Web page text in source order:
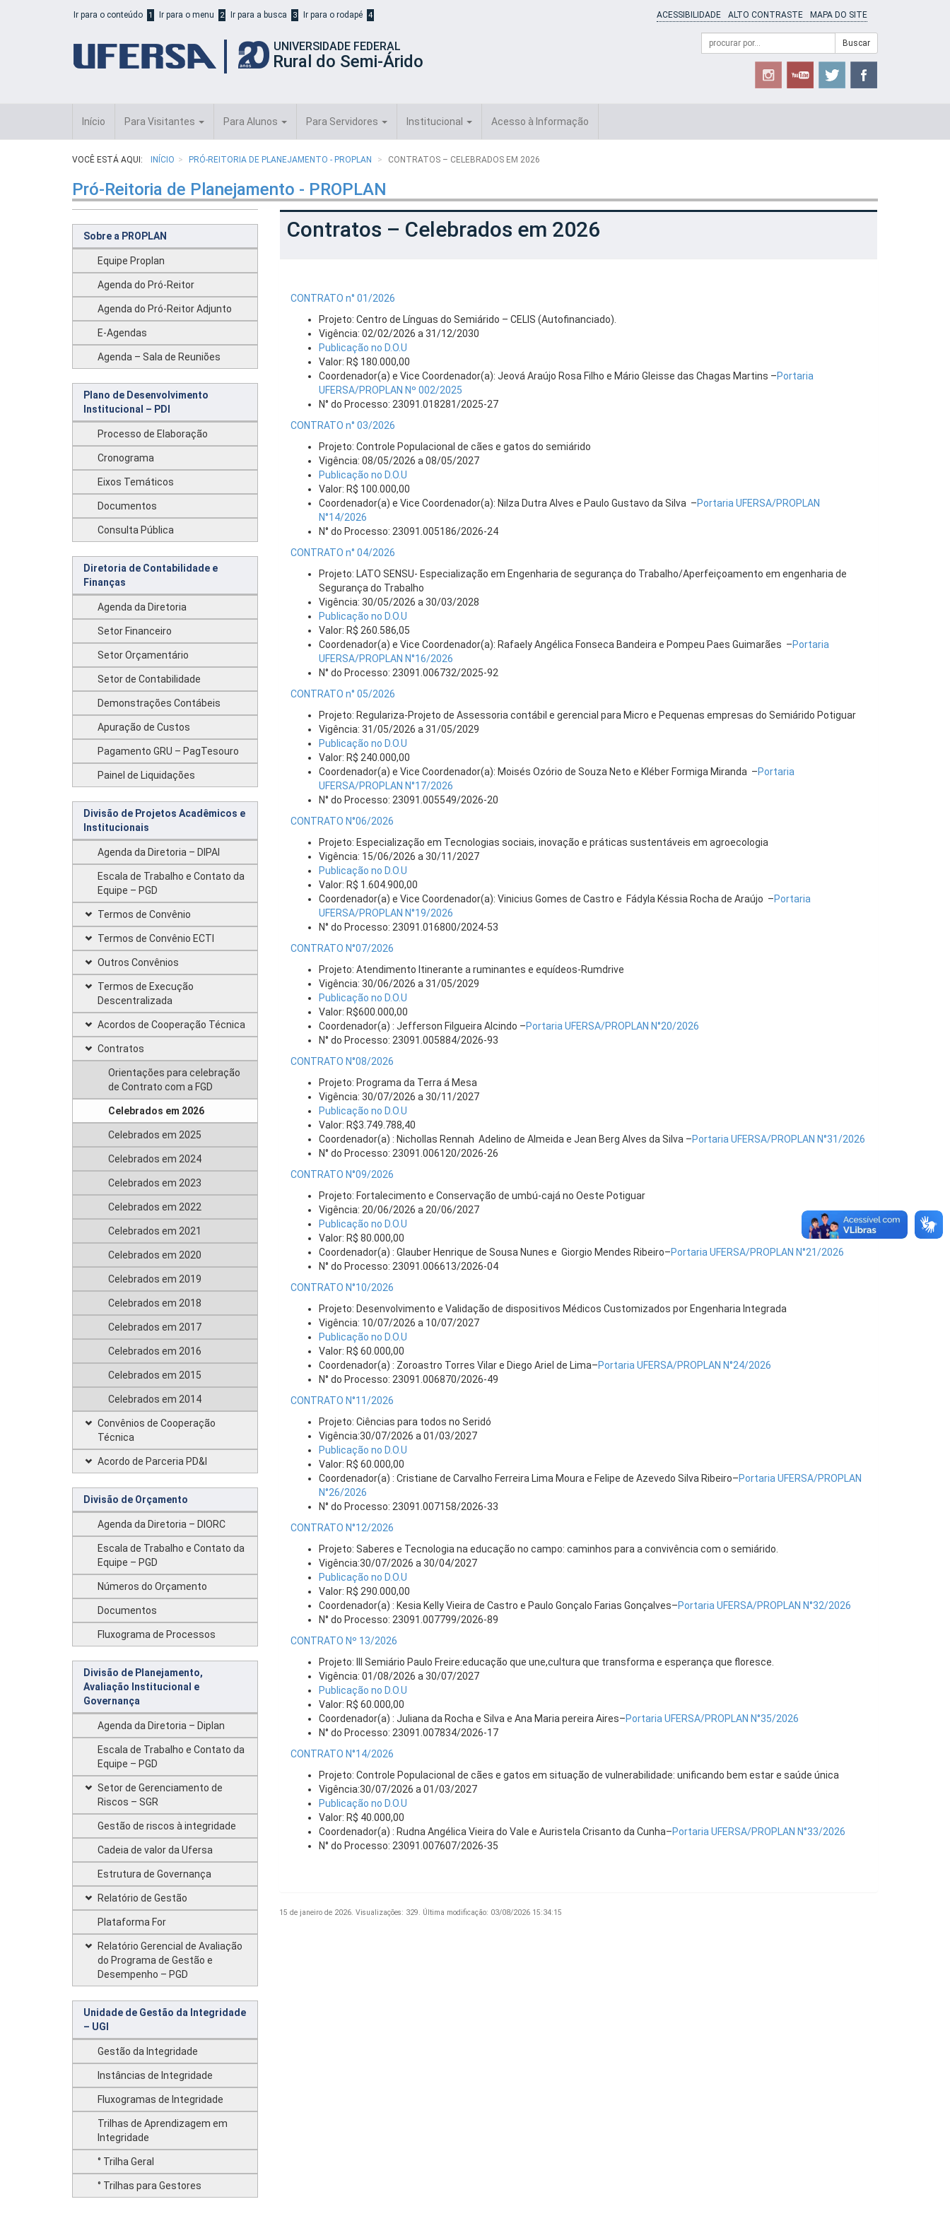
Ir para o conteúdo 1 Ir para o menu 2 Ir para a busca 3 Ir para o rodapé 4 ACESSIBILIDADE ALTO CONTRASTE MAPA DO SITE
UNIVERSIDADE FEDERAL
Rural do Semi-Árido
Formulário
Campo
de
Buscar
Início Para Visitantes Para Alunos Para Servidores Institucional Acesso à Informação
VOCÊ ESTÁ AQUI: INÍCIO PRÓ-REITORIA DE PLANEJAMENTO - PROPLAN CONTRATOS – CELEBRADOS EM 2026
Pró-Reitoria de Planejamento - PROPLAN
Sobre a PROPLAN
Equipe Proplan
Agenda do Pró-Reitor
Agenda do Pró-Reitor Adjunto
E-Agendas
Agenda – Sala de Reuniões
Plano de Desenvolvimento
Institucional – PDI
Processo de Elaboração
Cronograma
Eixos Temáticos
Documentos
Consulta Pública
Diretoria de Contabilidade e
Finanças
Agenda da Diretoria
Setor Financeiro
Setor Orçamentário
Setor de Contabilidade
Demonstrações Contábeis
Apuração de Custos
Pagamento GRU – PagTesouro
Painel de Liquidações
Divisão de Projetos Acadêmicos e
Institucionais
Agenda da Diretoria – DIPAI
Escala de Trabalho e Contato da
Equipe – PGD
Termos de Convênio
Termos de Convênio ECTI
Outros Convênios
Termos de Execução
Descentralizada
Acordos de Cooperação Técnica
Contratos
Orientações para celebração
de Contrato com a FGD
Celebrados em 2026
Celebrados em 2025
Celebrados em 2024
Celebrados em 2023
Celebrados em 2022
Celebrados em 2021
Celebrados em 2020
Celebrados em 2019
Celebrados em 2018
Celebrados em 2017
Celebrados em 2016
Celebrados em 2015
Celebrados em 2014
Convênios de Cooperação
Técnica
Acordo de Parceria PD&I
Divisão de Orçamento
Agenda da Diretoria – DIORC
Escala de Trabalho e Contato da
Equipe – PGD
Números do Orçamento
Documentos
Fluxograma de Processos
Divisão de Planejamento,
Avaliação Institucional e
Governança
Agenda da Diretoria – Diplan
Escala de Trabalho e Contato da
Equipe – PGD
Setor de Gerenciamento de
Riscos – SGR
Gestão de riscos à integridade
Cadeia de valor da Ufersa
Estrutura de Governança
Relatório de Gestão
Plataforma For
Relatório Gerencial de Avaliação
do Programa de Gestão e
Desempenho – PGD
Unidade de Gestão da Integridade
– UGI
Gestão da Integridade
Instâncias de Integridade
Fluxogramas de Integridade
Trilhas de Aprendizagem em
Integridade
° Trilha Geral
° Trilhas para Gestores
Contratos – Celebrados em 2026
CONTRATO n° 01/2026
Projeto: Centro de Línguas do Semiárido – CELIS (Autofinanciado).
Vigência: 02/02/2026 a 31/12/2030
Publicação no D.O.U
Valor: R$ 180.000,00
Coordenador(a) e Vice Coordenador(a): Jeová Araújo Rosa Filho e Mário Gleisse das Chagas Martins –Portaria
UFERSA/PROPLAN Nº 002/2025
N° do Processo: 23091.018281/2025-27
CONTRATO n° 03/2026
Projeto: Controle Populacional de cães e gatos do semiárido
Vigência: 08/05/2026 a 08/05/2027
Publicação no D.O.U
Valor: R$ 100.000,00
Coordenador(a) e Vice Coordenador(a): Nilza Dutra Alves e Paulo Gustavo da Silva –Portaria UFERSA/PROPLAN
N°14/2026
N° do Processo: 23091.005186/2026-24
CONTRATO n° 04/2026
Projeto: LATO SENSU- Especialização em Engenharia de segurança do Trabalho/Aperfeiçoamento em engenharia de
Segurança do Trabalho
Vigência: 30/05/2026 a 30/03/2028
Publicação no D.O.U
Valor: R$ 260.586,05
Coordenador(a) e Vice Coordenador(a): Rafaely Angélica Fonseca Bandeira e Pompeu Paes Guimarães –Portaria
UFERSA/PROPLAN N°16/2026
N° do Processo: 23091.006732/2025-92
CONTRATO n° 05/2026
Projeto: Regulariza-Projeto de Assessoria contábil e gerencial para Micro e Pequenas empresas do Semiárido Potiguar
Vigência: 31/05/2026 a 31/05/2029
Publicação no D.O.U
Valor: R$ 240.000,00
Coordenador(a) e Vice Coordenador(a): Moisés Ozório de Souza Neto e Kléber Formiga Miranda –Portaria
UFERSA/PROPLAN N°17/2026
N° do Processo: 23091.005549/2026-20
CONTRATO N°06/2026
Projeto: Especialização em Tecnologias sociais, inovação e práticas sustentáveis em agroecologia
Vigência: 15/06/2026 a 30/11/2027
Publicação no D.O.U
Valor: R$ 1.604.900,00
Coordenador(a) e Vice Coordenador(a): Vinicius Gomes de Castro e Fádyla Késsia Rocha de Araújo –Portaria
UFERSA/PROPLAN N°19/2026
N° do Processo: 23091.016800/2024-53
CONTRATO N°07/2026
Projeto: Atendimento Itinerante a ruminantes e equídeos-Rumdrive
Vigência: 30/06/2026 a 31/05/2029
Publicação no D.O.U
Valor: R$600.000,00
Coordenador(a) : Jefferson Filgueira Alcindo –Portaria UFERSA/PROPLAN N°20/2026
N° do Processo: 23091.005884/2026-93
CONTRATO N°08/2026
Projeto: Programa da Terra á Mesa
Vigência: 30/07/2026 a 30/11/2027
Publicação no D.O.U
Valor: R$3.749.788,40
Coordenador(a) : Nichollas Rennah Adelino de Almeida e Jean Berg Alves da Silva –Portaria UFERSA/PROPLAN N°31/2026
N° do Processo: 23091.006120/2026-26
CONTRATO N°09/2026
Projeto: Fortalecimento e Conservação de umbú-cajá no Oeste Potiguar
Vigência: 20/06/2026 a 20/06/2027
Publicação no D.O.U
Valor: R$ 80.000,00
Coordenador(a) : Glauber Henrique de Sousa Nunes e Giorgio Mendes Ribeiro–Portaria UFERSA/PROPLAN N°21/2026
N° do Processo: 23091.006613/2026-04
CONTRATO N°10/2026
Projeto: Desenvolvimento e Validação de dispositivos Médicos Customizados por Engenharia Integrada
Vigência: 10/07/2026 a 10/07/2027
Publicação no D.O.U
Valor: R$ 60.000,00
Coordenador(a) : Zoroastro Torres Vilar e Diego Ariel de Lima–Portaria UFERSA/PROPLAN N°24/2026
N° do Processo: 23091.006870/2026-49
CONTRATO N°11/2026
Projeto: Ciências para todos no Seridó
Vigência:30/07/2026 a 01/03/2027
Publicação no D.O.U
Valor: R$ 60.000,00
Coordenador(a) : Cristiane de Carvalho Ferreira Lima Moura e Felipe de Azevedo Silva Ribeiro–Portaria UFERSA/PROPLAN
N°26/2026
N° do Processo: 23091.007158/2026-33
CONTRATO N°12/2026
Projeto: Saberes e Tecnologia na educação no campo: caminhos para a convivência com o semiárido.
Vigência:30/07/2026 a 30/04/2027
Publicação no D.O.U
Valor: R$ 290.000,00
Coordenador(a) : Kesia Kelly Vieira de Castro e Paulo Gonçalo Farias Gonçalves–Portaria UFERSA/PROPLAN N°32/2026
N° do Processo: 23091.007799/2026-89
CONTRATO Nº 13/2026
Projeto: III Semiário Paulo Freire:educação que une,cultura que transforma e esperança que floresce.
Vigência: 01/08/2026 a 30/07/2027
Publicação no D.O.U
Valor: R$ 60.000,00
Coordenador(a) : Juliana da Rocha e Silva e Ana Maria pereira Aires–Portaria UFERSA/PROPLAN N°35/2026
N° do Processo: 23091.007834/2026-17
CONTRATO N°14/2026
Projeto: Controle Populacional de cães e gatos em situação de vulnerabilidade: unificando bem estar e saúde única
Vigência:30/07/2026 a 01/03/2027
Publicação no D.O.U
Valor: R$ 40.000,00
Coordenador(a) : Rudna Angélica Vieira do Vale e Auristela Crisanto da Cunha–Portaria UFERSA/PROPLAN N°33/2026
N° do Processo: 23091.007607/2026-35
15 de janeiro de 2026. Visualizações: 329. Última modificação: 03/08/2026 15:34:15